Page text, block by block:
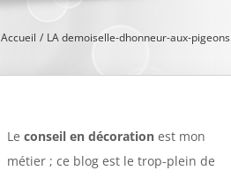
Accueil LA demoiselle-dhonneur-aux-pigeons
Le conseil en décoration est mon
métier ; ce blog est le trop-plein de